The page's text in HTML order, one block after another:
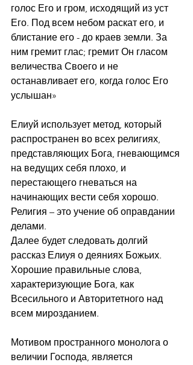
голос Его и гром, исходящий из уст
Его. Под всем небом раскат его, и
блистание его - до краев земли. За
ним гремит глас; гремит Он гласом
величества Своего и не
останавливает его, когда голос Его
услышан»
Елиуй использует метод, который
распространен во всех религиях,
представляющих Бога, гневающимся
на ведущих себя плохо, и
перестающего гневаться на
начинающих вести себя хорошо.
Религия – это учение об оправдании
делами.
Далее будет следовать долгий
рассказ Елиуя о деяниях Божьих.
Хорошие правильные слова,
характеризующие Бога, как
Всесильного и Авторитетного над
всем мирозданием.
Мотивом пространного монолога о
величии Господа, является